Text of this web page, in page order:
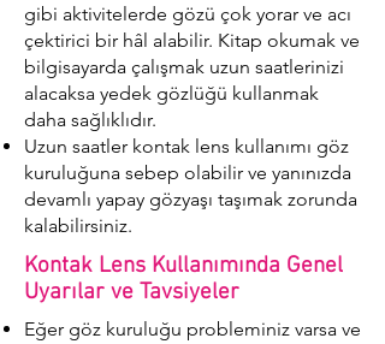
gibi aktivitelerde gözü çok yorar ve acı
çektirici bir hâl alabilir. Kitap okumak ve
bilgisayarda çalışmak uzun saatlerinizi
alacaksa yedek gözlüğü kullanmak
daha sağlıklıdır.
Uzun saatler kontak lens kullanımı göz
kuruluğuna sebep olabilir ve yanınızda
devamlı yapay gözyaşı taşımak zorunda
kalabilirsiniz.
Kontak Lens Kullanımında Genel
Uyarılar ve Tavsiyeler
Eğer göz kuruluğu probleminiz varsa ve